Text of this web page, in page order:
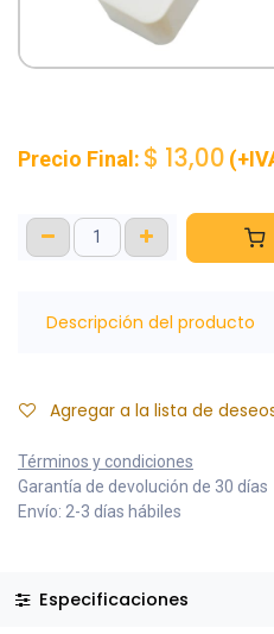
Precio Final: $ 13,00
Descripción del producto
Agregar a la lista de
Términos y condiciones
Garantía de devolución de 30 días
Envío: 2-3 días hábiles
Especificaciones